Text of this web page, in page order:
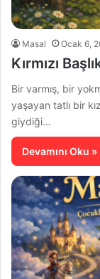
Masal Ocak 6,
Kırmızı
Bir varmış, bir
yaşayan tatlı bir
giydiği…
Devamını Oku »